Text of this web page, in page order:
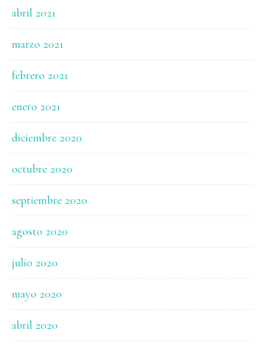
abril 2021
marzo 2021
febrero 2021
enero 2021
diciembre 2020
octubre 2020
septiembre 2020
agosto 2020
julio 2020
mayo 2020
abril 2020